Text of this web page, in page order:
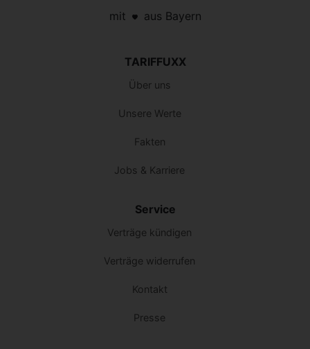
mit aus Bayern
TARIFFUXX
Über uns
Unsere Werte
Fakten
Jobs & Karriere
Service
Verträge kündigen
Verträge widerrufen
Kontakt
Presse